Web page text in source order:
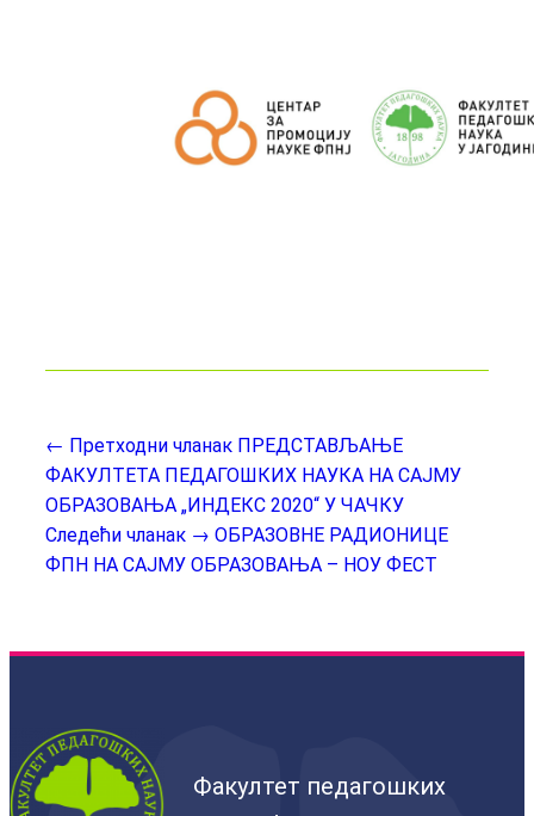
← Претходни чланак ПРЕДСТАВЉАЊЕ
ФАКУЛТЕТА ПЕДАГОШКИХ НАУКА НА САЈМУ
ОБРАЗОВАЊА „ИНДЕКС 2020“ У ЧАЧКУ
Следећи чланак → OБРАЗОВНЕ РАДИОНИЦЕ
ФПН НА САЈМУ ОБРАЗОВАЊА – НОУ ФЕСТ
Факултет педагошких